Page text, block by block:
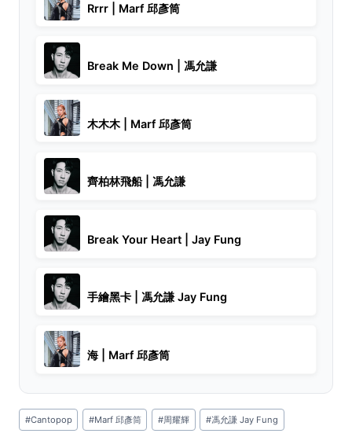
Rrrr | Marf 邱彥筒
Break Me Down | 馮允謙
木木木 | Marf 邱彥筒
齊柏林飛船 | 馮允謙
Break Your Heart | Jay Fung
手繪黑卡 | 馮允謙 Jay Fung
海 | Marf 邱彥筒
Post
Tags:
#Cantopop #Marf 邱彥筒 #周耀輝 #馮允謙 Jay Fung